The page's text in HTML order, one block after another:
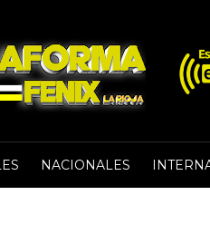
NACIONALES